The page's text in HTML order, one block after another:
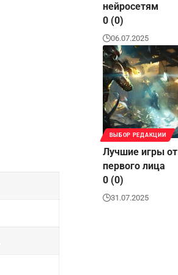
нейросетям
0 (0)
06.07.2025
ВЫБОР РЕДАКЦИИ
Лучшие игры от
первого лица
0 (0)
31.07.2025